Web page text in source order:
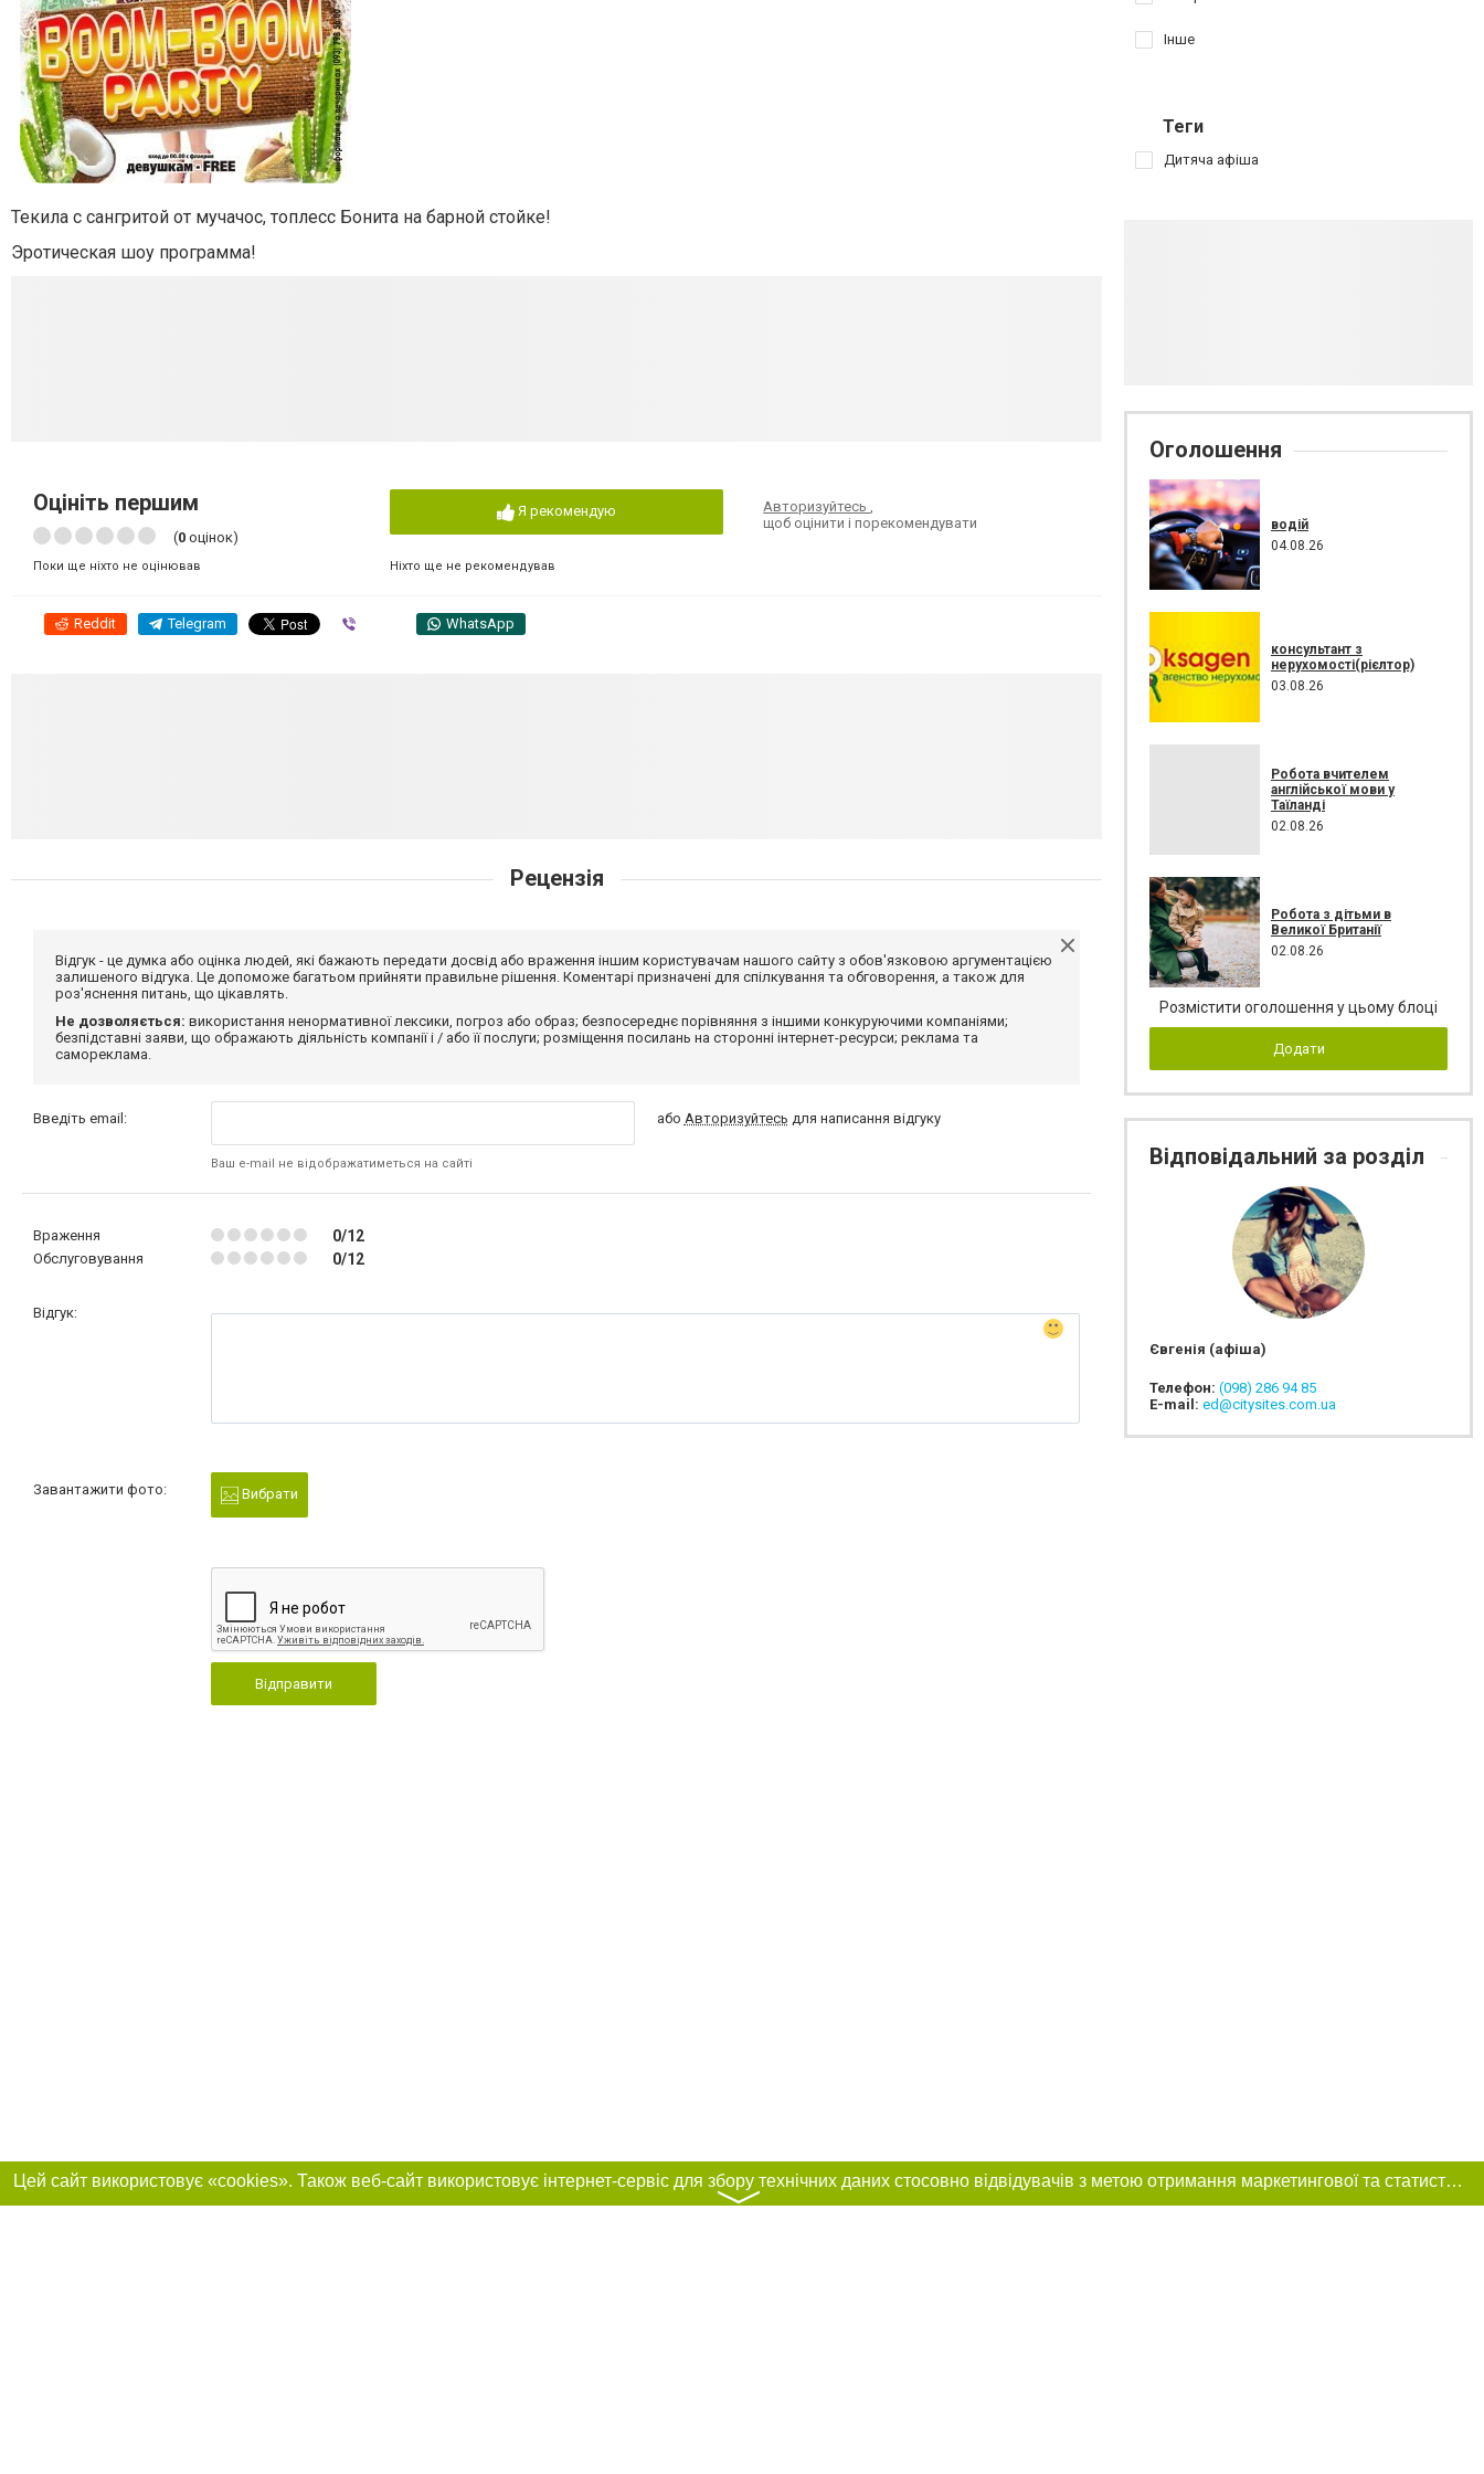
Текила с сангритой от мучачос, топлесс Бонита на барной стойке!
Эротическая шоу программа!
Оцініть першим
(0 оцінок)
Поки ще ніхто не оцінював
Я рекомендую
Ніхто ще не рекомендував
Авторизуйтесь,
щоб оцінити і порекомендувати
Reddit Telegram WhatsApp
Рецензія
Відгук - це думка або оцінка людей, які бажають передати досвід або враження іншим користувачам нашого сайту з обов'язковою аргументацією
залишеного відгука. Це допоможе багатьом прийняти правильне рішення. Коментарі призначені для спілкування та обговорення, а також для
роз'яснення питань, що цікавлять.
Не дозволяється: використання ненормативної лексики, погроз або образ; безпосереднє порівняння з іншими конкуруючими компаніями;
безпідставні заяви, що ображають діяльність компанії і / або її послуги; розміщення посилань на сторонні інтернет-ресурси; реклама та
самореклама.
Введіть email:
Ваш e-mail не відображатиметься на сайті
або Авторизуйтесь для написання відгуку
Враження 0/12
Обслуговування 0/12
Відгук:
Завантажити фото: Вибрати
Відправити
Інше
Теги
Дитяча афіша
Оголошення
водій
04.08.26
консультант з
нерухомості(рієлтор)
03.08.26
Робота вчителем
англійської мови у
Таїланді
02.08.26
Робота з дітьми в
Великої Британії
02.08.26
Розмістити оголошення у цьому блоці
Додати
Відповідальний за розділ
Євгенія (афіша)
Телефон: (098) 286 94 85
E-mail: ed@citysites.com.ua
Цей сайт використовує «cookies». Також веб-сайт використовує інтернет-сервіс для збору технічних даних стосовно відвідувачів з метою отримання маркетингової та статистичної інформації. Умови обробки даних відвідувачів сайту див.
〉